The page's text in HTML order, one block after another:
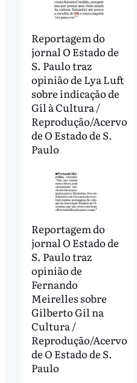
Reportagem do
jornal O Estado de
S. Paulo traz
opinião de Lya Luft
sobre indicação de
Gil à Cultura /
Reprodução/Acervo
de O Estado de S.
Paulo
Reportagem do
jornal O Estado de
S. Paulo traz
opinião de
Fernando
Meirelles sobre
Gilberto Gil na
Cultura /
Reprodução/Acervo
de O Estado de S.
Paulo